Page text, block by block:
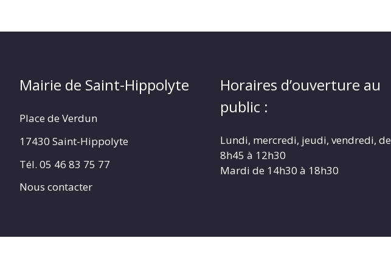
Mairie de Saint-Hippolyte
Place de Verdun
17430 Saint-Hippolyte
Tél. 05 46 83 75 77
Nous contacter
Horaires d’ouverture au
public :
Lundi, mercredi, jeudi, vendredi, de
8h45 à 12h30
Mardi de 14h30 à 18h30